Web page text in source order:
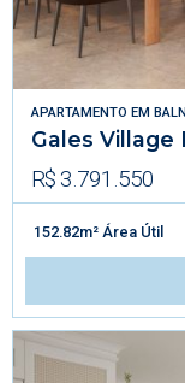
APARTAMENTO EM
Gales Village
R$ 3.791.550
152.82m² Área Útil